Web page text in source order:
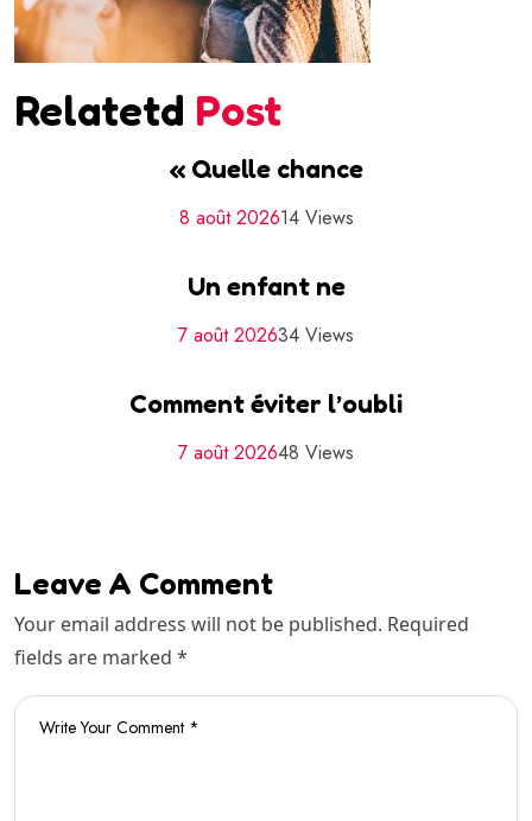
Relatetd Post
« Quelle chance
8 août 202614 Views
Un enfant ne
7 août 202634 Views
Comment éviter l’oubli
7 août 202648 Views
Leave A Comment
Your email address will not be published. Required
fields are marked *